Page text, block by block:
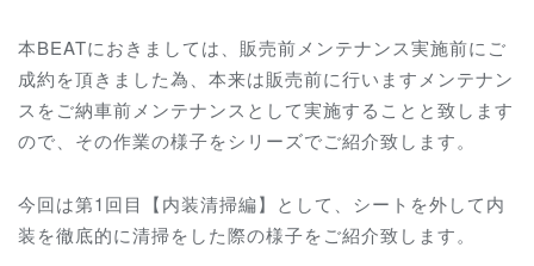
本BEATにおきましては、販売前メンテナンス実施前にご
成約を頂きました為、本来は販売前に行いますメンテナン
スをご納車前メンテナンスとして実施することと致します
ので、その作業の様子をシリーズでご紹介致します。
今回は第1回目【内装清掃編】として、シートを外して内
装を徹底的に清掃をした際の様子をご紹介致します。